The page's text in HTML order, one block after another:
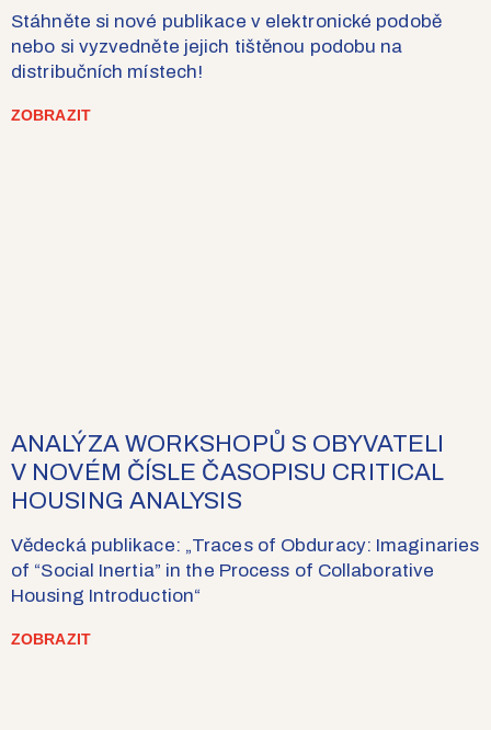
Stáhněte si nové publikace v elektronické podobě
nebo si vyzvedněte jejich tištěnou podobu na
distribučních místech!
ZOBRAZIT
ANALÝZA WORKSHOPŮ S OBYVATELI
V NOVÉM ČÍSLE ČASOPISU CRITICAL
HOUSING ANALYSIS
Vědecká publikace: „Traces of Obduracy: Imaginaries
of “Social Inertia” in the Process of Collaborative
Housing Introduction“
ZOBRAZIT